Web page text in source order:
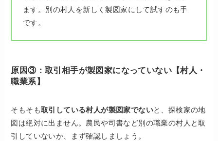
ます。別の村人を新しく製図家にして試すのも手
です。
原因③：取引相手が製図家になっていない【村人・
職業系】
そもそも取引している村人が製図家でないと、探検家の地
図は絶対に出ません。農民や司書など別の職業の村人と取
引していないか、まず確認しましょう。